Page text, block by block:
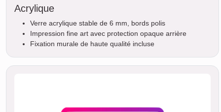
Acrylique
Verre acrylique stable de 6 mm, bords polis
Impression fine art avec protection opaque arrière
Fixation murale de haute qualité incluse